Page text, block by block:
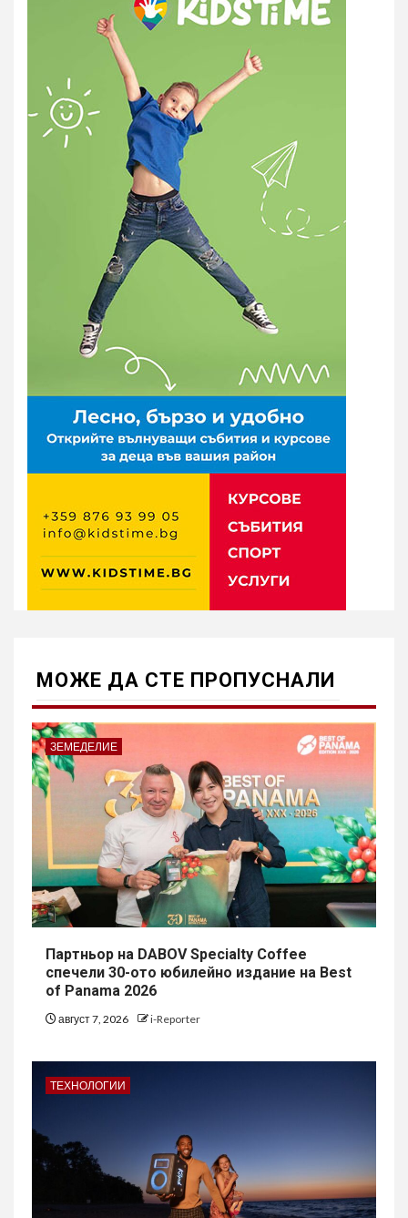
МОЖE ДА СТЕ ПРОПУСНАЛИ
ЗЕМЕДЕЛИЕ
Партньор на DABOV Specialty Coffee
спечели 30-ото юбилейно издание на Best
of Panama 2026
август 7, 2026 i-Reporter
ТЕХНОЛОГИИ